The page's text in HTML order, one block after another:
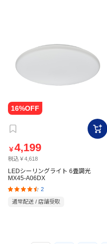
￥4,199
税込￥4,618
LEDシーリングライト 6畳調光
MX45-A06DX
2
通常配送 / 店舗受取